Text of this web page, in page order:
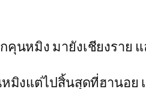
คุนหมิง มายังเชียงราย
มิงแต่ไปสิ้นสุดที่ฮานอย